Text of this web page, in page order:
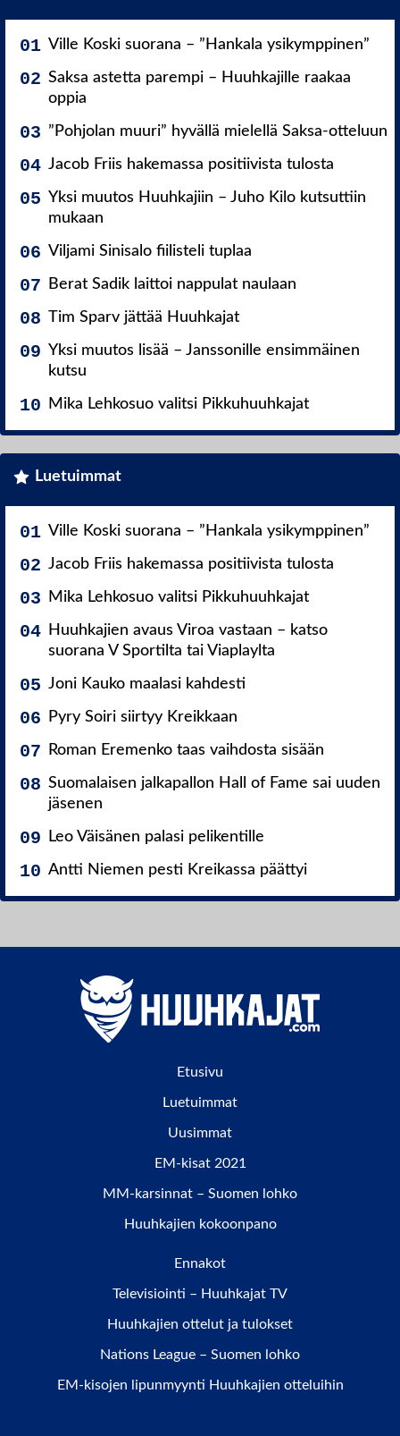
Ville Koski suorana – ”Hankala ysikymppinen”
Saksa astetta parempi – Huuhkajille raakaa
oppia
”Pohjolan muuri” hyvällä mielellä Saksa-otteluun
Jacob Friis hakemassa positiivista tulosta
Yksi muutos Huuhkajiin – Juho Kilo kutsuttiin
mukaan
Viljami Sinisalo fiilisteli tuplaa
Berat Sadik laittoi nappulat naulaan
Tim Sparv jättää Huuhkajat
Yksi muutos lisää – Janssonille ensimmäinen
kutsu
Mika Lehkosuo valitsi Pikkuhuuhkajat
Luetuimmat
Ville Koski suorana – ”Hankala ysikymppinen”
Jacob Friis hakemassa positiivista tulosta
Mika Lehkosuo valitsi Pikkuhuuhkajat
Huuhkajien avaus Viroa vastaan – katso
suorana V Sportilta tai Viaplaylta
Joni Kauko maalasi kahdesti
Pyry Soiri siirtyy Kreikkaan
Roman Eremenko taas vaihdosta sisään
Suomalaisen jalkapallon Hall of Fame sai uuden
jäsenen
Leo Väisänen palasi pelikentille
Antti Niemen pesti Kreikassa päättyi
Etusivu
Luetuimmat
Uusimmat
EM-kisat 2021
MM-karsinnat – Suomen lohko
Huuhkajien kokoonpano
Ennakot
Televisiointi – Huuhkajat TV
Huuhkajien ottelut ja tulokset
Nations League – Suomen lohko
EM-kisojen lipunmyynti Huuhkajien otteluihin